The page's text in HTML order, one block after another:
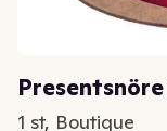
1 st, Boutique